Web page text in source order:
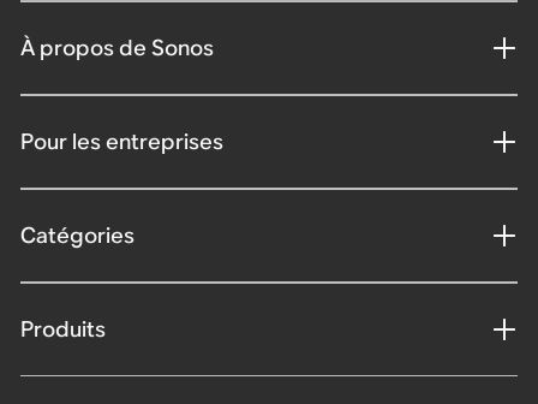
À propos de Sonos
Pour les entreprises
Catégories
Produits